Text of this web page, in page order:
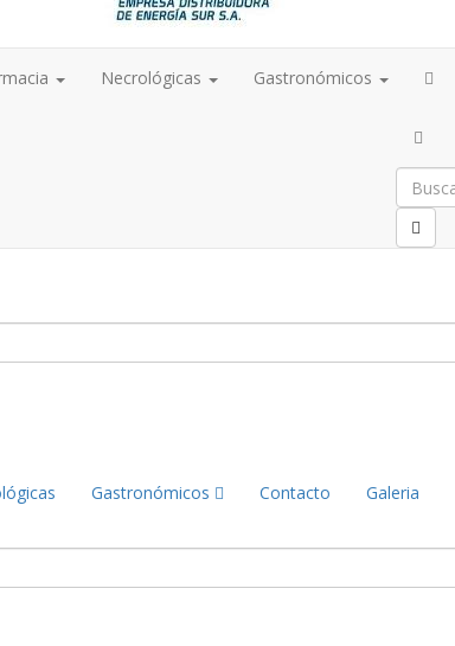
Necrológicas Gastronómicos
Gastronómicos Contacto Galeria